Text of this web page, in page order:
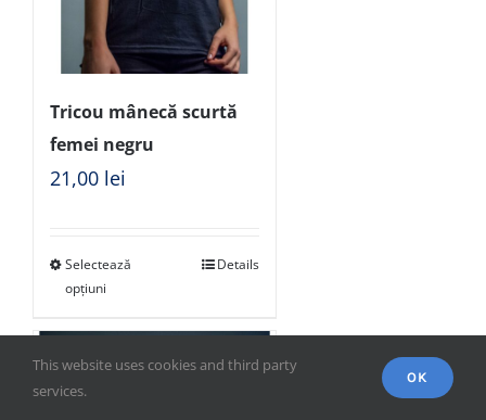
Tricou mânecă scurtă
femei negru
21,00 lei
Selectează
opțiuni
Details
This website uses cookies and third party
services.
OK